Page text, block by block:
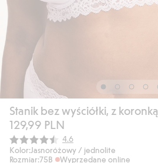
Stanik bez wyściółki, z koronką
129,99 PLN
Średnia ocena:
4.6
Kolor:Jasnoróżowy / jednolite
Rozmiar:75B Wyprzedane online